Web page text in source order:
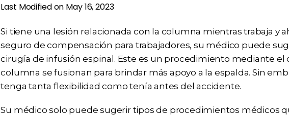
Last Modified on May 16, 2023
Si tiene una lesión relacionada con la columna mientras trabaja y
seguro de compensación para trabajadores, su médico puede
cirugía de infusión espinal. Este es un procedimiento mediante el
columna se fusionan para brindar más apoyo a la espalda. Sin
tenga tanta flexibilidad como tenía antes del accidente.
Su médico solo puede sugerir tipos de procedimientos médicos